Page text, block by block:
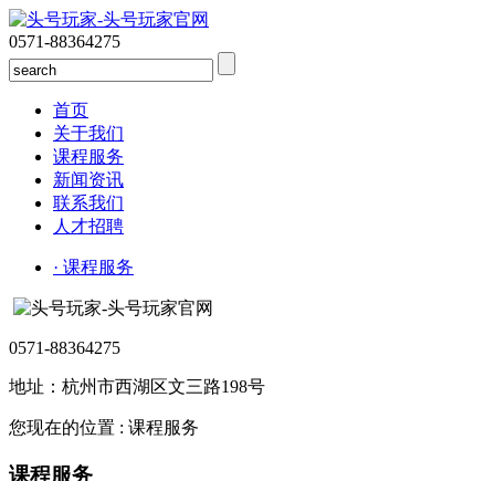
0571-88364275
首页
关于我们
课程服务
新闻资讯
联系我们
人才招聘
· 课程服务
0571-88364275
地址：杭州市西湖区文三路198号
您现在的位置 : 课程服务
课程服务